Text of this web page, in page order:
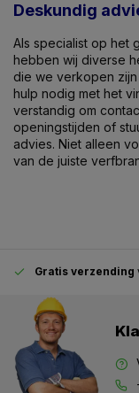
Deskundig
Als specialist op het
hebben wij diverse
die we verkopen
hulp nodig met het
verstandig om
openingstijden of
advies. Niet alleen
van de juiste
Gratis verzending